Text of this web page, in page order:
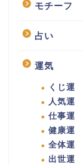
モチーフ
占い
運気
くじ運
人気運
仕事運
健康運
全体運
出世運